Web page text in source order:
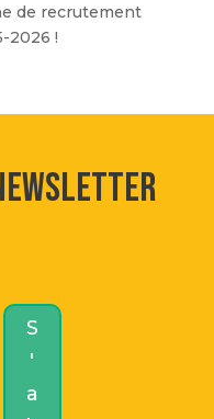
de recrutement
2026 !
S
'
a